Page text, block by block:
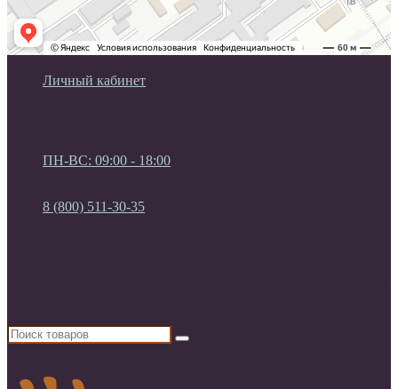
Личный кабинет
ПН-ВС: 09:00 - 18:00
8 (800) 511-30-35